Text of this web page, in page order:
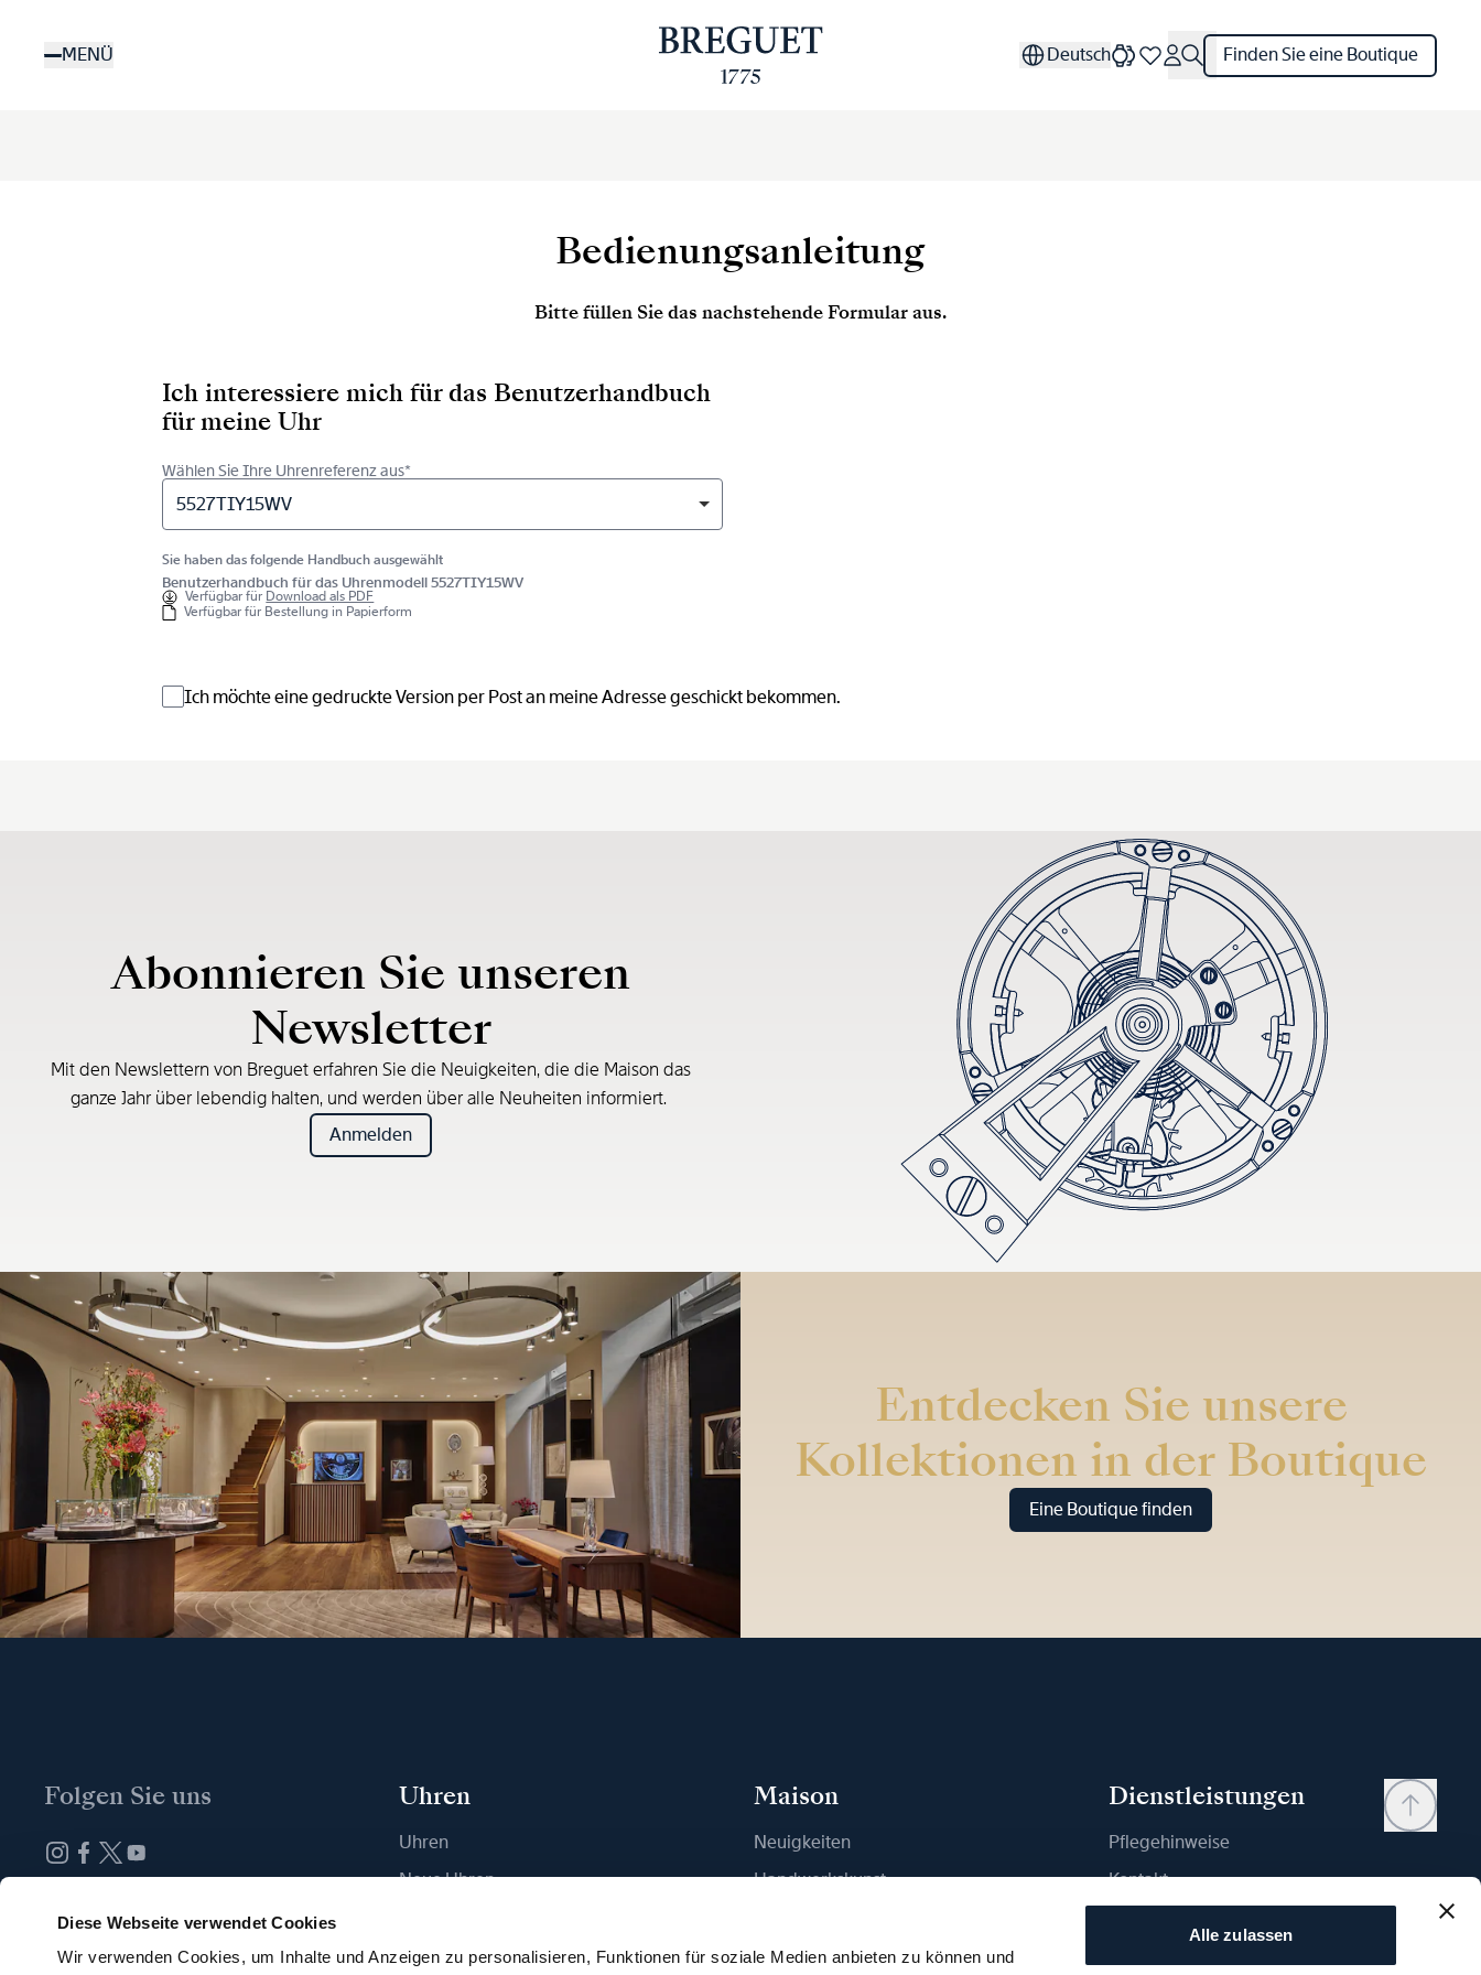
Diese Webseite verwendet Cookies
Wir verwenden Cookies, um Inhalte und Anzeigen zu personalisieren, Funktionen für soziale Medien anbieten zu können und
Alle zulassen
MENÜ Deutsch Finden Sie eine Boutique
Bedienungsanleitung
Bitte füllen Sie das nachstehende Formular aus.
Ich interessiere mich für das Benutzerhandbuch
für meine Uhr
Wählen Sie Ihre Uhrenreferenz aus*
5527TIY15WV
Sie haben das folgende Handbuch ausgewählt
Benutzerhandbuch für das Uhrenmodell 5527TIY15WV
Verfügbar für Download als PDF
Verfügbar für Bestellung in Papierform
Ich möchte eine gedruckte Version per Post an meine Adresse geschickt bekommen.
Abonnieren Sie unseren
Newsletter
Mit den Newslettern von Breguet erfahren Sie die Neuigkeiten, die die Maison das
ganze Jahr über lebendig halten, und werden über alle Neuheiten informiert.
Anmelden
Entdecken Sie unsere
Kollektionen in der Boutique
Eine Boutique finden
Folgen Sie uns Uhren
Uhren
Neue Uhren
Maison
Neuigkeiten
Handwerkskunst
Nachhaltigkeit
Dienstleistungen
Pflegehinweise
Kontakt